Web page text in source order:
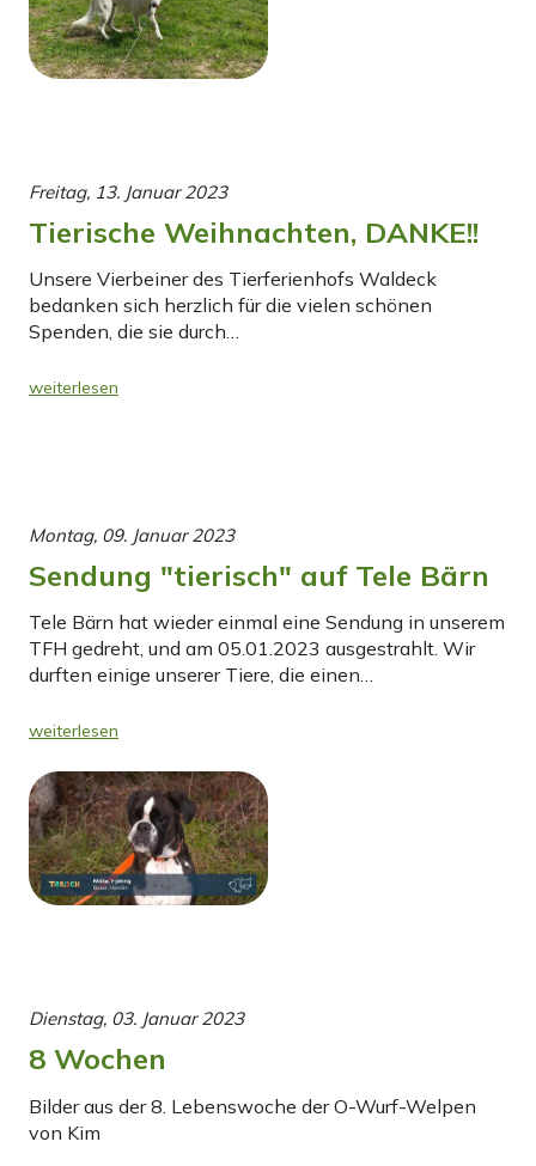
Freitag, 13. Januar 2023
Tierische Weihnachten, DANKE!!
Unsere Vierbeiner des Tierferienhofs Waldeck
bedanken sich herzlich für die vielen schönen
Spenden, die sie durch…
weiterlesen
Montag, 09. Januar 2023
Sendung "tierisch" auf Tele Bärn
Tele Bärn hat wieder einmal eine Sendung in unserem
TFH gedreht, und am 05.01.2023 ausgestrahlt. Wir
durften einige unserer Tiere, die einen…
weiterlesen
Dienstag, 03. Januar 2023
8 Wochen
Bilder aus der 8. Lebenswoche der O-Wurf-Welpen
von Kim